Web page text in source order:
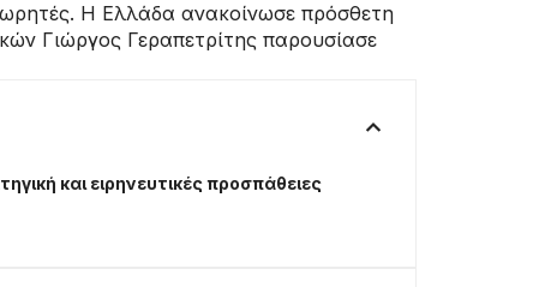
Η Ελλάδα ανακοίνωσε πρόσθετη
Γιώργος Γεραπετρίτης παρουσίασε
και ειρηνευτικές προσπάθειες